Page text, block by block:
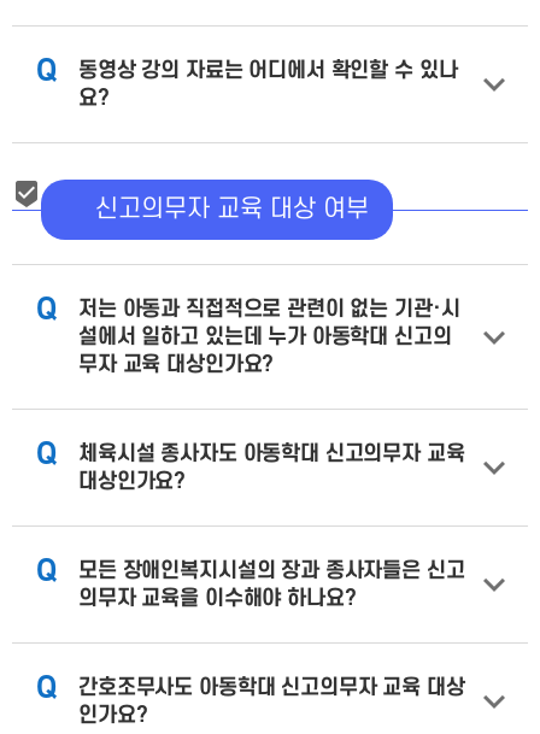
Q
동영상 강의 자료는 어디에서 확인할 수 있나
요?
신고의무자 교육 대상 여부
Q
저는 아동과 직접적으로 관련이 없는 기관·시
설에서 일하고 있는데 누가 아동학대 신고의
무자 교육 대상인가요?
Q
체육시설 종사자도 아동학대 신고의무자 교육
대상인가요?
Q
모든 장애인복지시설의 장과 종사자들은 신고
의무자 교육을 이수해야 하나요?
Q
간호조무사도 아동학대 신고의무자 교육 대상
인가요?